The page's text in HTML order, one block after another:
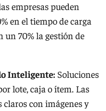
empresas pueden
en el tiempo de carga
70% la gestión de
Inteligente:Soluciones
lote, caja o ítem. Las
con imágenes y